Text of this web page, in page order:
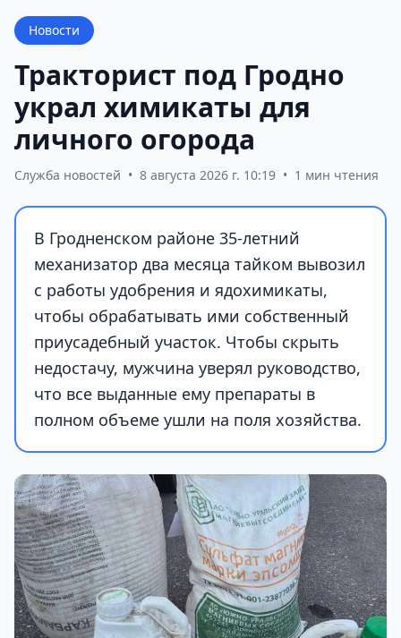
Новости
Тракторист под Гродно
украл химикаты для
личного огорода
Служба новостей • 8 августа 2026 г. 10:19 • 1 мин чтения
В Гродненском районе 35-летний
механизатор два месяца тайком вывозил
с работы удобрения и ядохимикаты,
чтобы обрабатывать ими собственный
приусадебный участок. Чтобы скрыть
недостачу, мужчина уверял руководство,
что все выданные ему препараты в
полном объеме ушли на поля хозяйства.